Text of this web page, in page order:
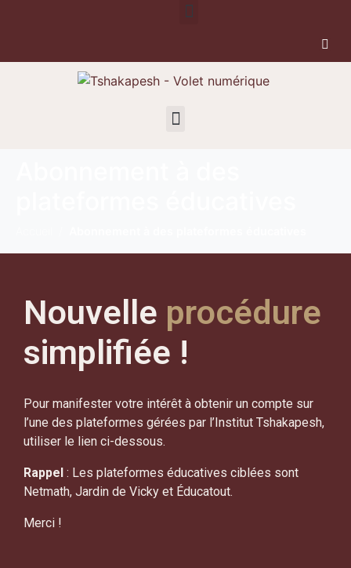
Nouvelle procédure
simplifiée !
Pour manifester votre intérêt à obtenir un compte sur
l’une des plateformes gérées par l’Institut Tshakapesh,
utiliser le lien ci-dessous.
Rappel : Les plateformes éducatives ciblées sont
Netmath, Jardin de Vicky et Éducatout.
Merci !